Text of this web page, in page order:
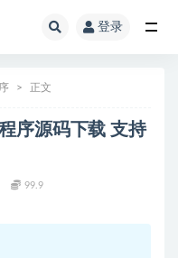
登录
正文
序源码下载 支持
99.9